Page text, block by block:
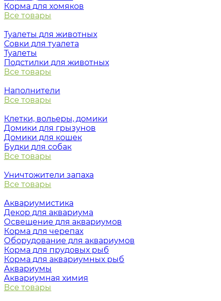
Корма для хомяков
Все товары
Туалеты для животных
Совки для туалета
Туалеты
Подстилки для животных
Все товары
Наполнители
Все товары
Клетки, вольеры, домики
Домики для грызунов
Домики для кошек
Будки для собак
Все товары
Уничтожители запаха
Все товары
Аквариумистика
Декор для аквариума
Освещение для аквариумов
Корма для черепах
Оборудование для аквариумов
Корма для прудовых рыб
Корма для аквариумных рыб
Аквариумы
Аквариумная химия
Все товары